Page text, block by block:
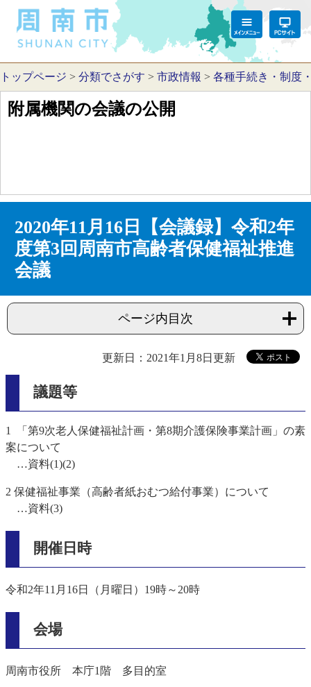
トップページ > 分類でさがす > 市政情報 > 各種手続き・制度
附属機関の会議の公開
2020年11月16日【会議録】令和2年
度第3回周南市高齢者保健福祉推進
会議
ページ内目次
更新日：2021年1月8日更新
議題等
1 「第9次老人保健福祉計画・第8期介護保険事業計画」の素
案について
…資料(1)(2)
2 保健福祉事業（高齢者紙おむつ給付事業）について
…資料(3)
開催日時
令和2年11月16日（月曜日）19時～20時
会場
周南市役所 本庁1階 多目的室